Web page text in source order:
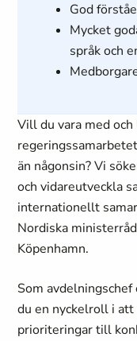
God
Mycket
språk och
Vill du vara med
än någonsin? Vi
och vidareutveckla
internationellt
Nordiska
Köpenhamn.
Som
du en nyckelroll i
prioriteringar till